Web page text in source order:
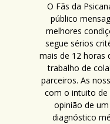
O Fãs da
público
melhores
segue sérios
mais de 12 horas
trabalho de
parceiros. As
com o intuito de
opinião de
diagnóstico